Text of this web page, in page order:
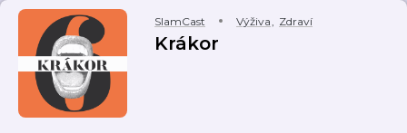
SlamCast Výživa, Zdraví
Krákor